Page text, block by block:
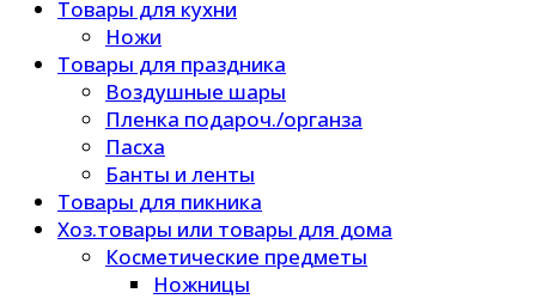
Товары для кухни
Ножи
Товары для праздника
Воздушные шары
Пленка подароч./органза
Пасха
Банты и ленты
Товары для пикника
Хоз.товары или товары для дома
Косметические предметы
Ножницы